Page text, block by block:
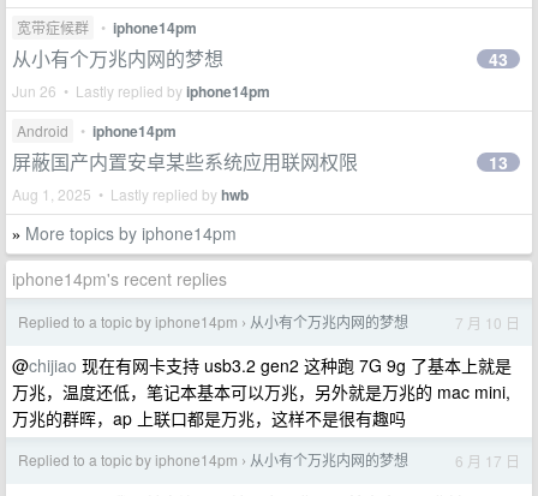
宽带症候群 • iphone14pm
从小有个万兆内网的梦想
Jun 26 • Lastly replied byiphone14pm
43
Android • iphone14pm
屏蔽国产内置安卓某些系统应用联网权限
Aug 1, 2025 • Lastly replied byhwb
13
» More topics by iphone14pm
iphone14pm's recent replies
Replied to a topic by iphone14pm › 从小有个万兆内网的梦想 7 月 10 日
@chijiao 现在有网卡支持 usb3.2 gen2 这种跑 7G 9g 了基本上就是
万兆，温度还低，笔记本基本可以万兆，另外就是万兆的 mac mini,
万兆的群晖，ap 上联口都是万兆，这样不是很有趣吗
Replied to a topic by iphone14pm › 从小有个万兆内网的梦想 6 月 17 日